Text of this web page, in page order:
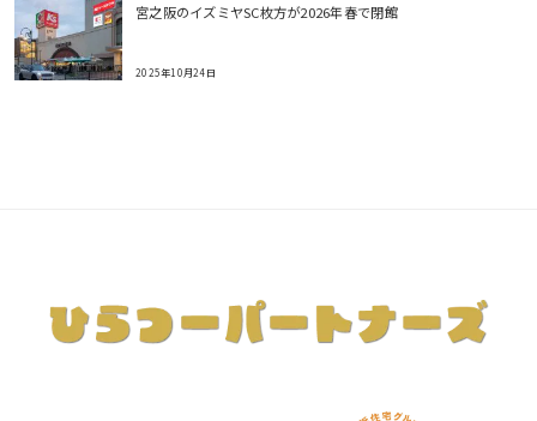
宮之阪のイズミヤSC枚方が2026年春で閉館
2025年10月24日